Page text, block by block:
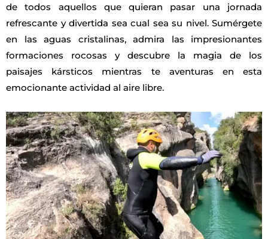
de todos aquellos que quieran pasar una jornada
refrescante y divertida sea cual sea su nivel. Sumérgete
en las aguas cristalinas, admira las impresionantes
formaciones rocosas y descubre la magia de los
paisajes kársticos mientras te aventuras en esta
emocionante actividad al aire libre.